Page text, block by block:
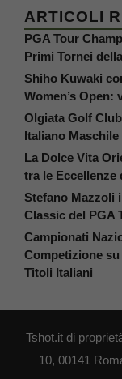
ARTICOLI
PGA Tour
Primi Tornei
Shiho Kuwaki
Women’s
Olgiata Golf
Italiano Maschile
La Dolce Vita
tra le Eccellenze
Stefano Mazzoli
Classic del PGA
Campionati
Competizione
Titoli Italiani
Tshot.it di
10, 00141